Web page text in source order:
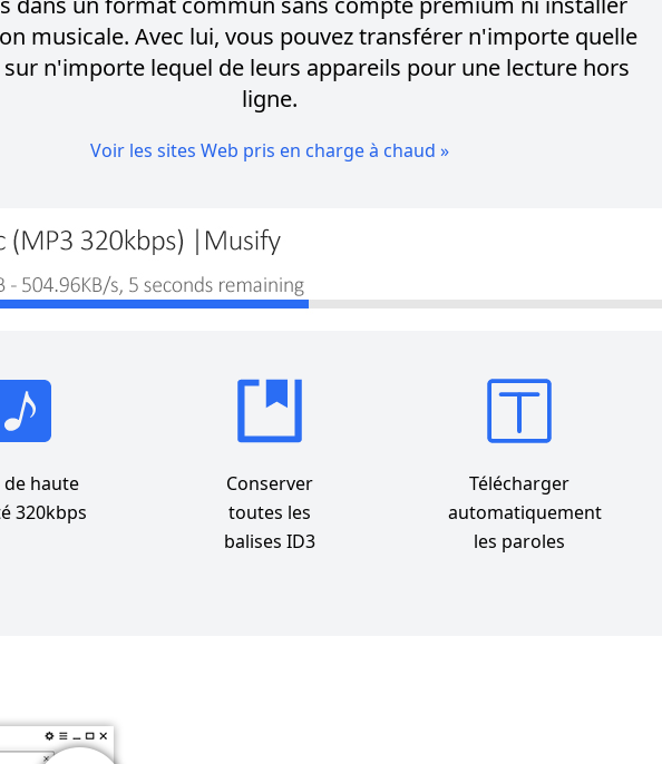
musicale. Avec lui, vous pouvez transférer n'importe quelle
n'importe lequel de leurs appareils pour une lecture hors
ligne.
Voir les sites Web pris en charge à chaud »
de haute
320kbps
Conserver
toutes les
balises ID3
Télécharger
automatiquement
les paroles